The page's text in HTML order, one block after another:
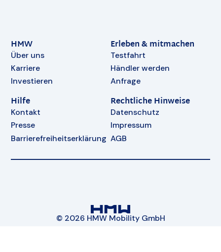
HMW
Über uns
Karriere
Investieren
Erleben & mitmachen
Testfahrt
Händler werden
Anfrage
Hilfe
Kontakt
Presse
Barrierefreiheitserklärung
Rechtliche Hinweise
Datenschutz
Impressum
AGB
© 2026 HMW Mobility GmbH